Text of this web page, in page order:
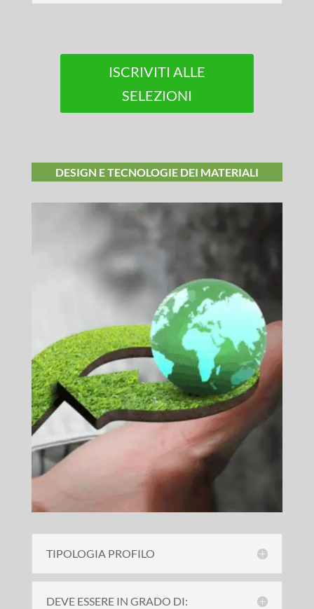
ISCRIVITI ALLE
SELEZIONI
DESIGN E TECNOLOGIE DEI MATERIALI
TIPOLOGIA PROFILO
DEVE ESSERE IN GRADO DI: